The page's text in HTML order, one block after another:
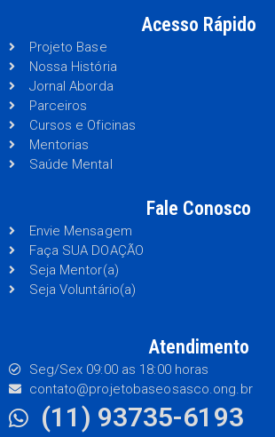
Acesso Rápido
Projeto Base
Nossa História
Jornal Aborda
Parceiros
Cursos e Oficinas
Mentorias
Saúde Mental
Fale Conosco
Envie Mensagem
Faça SUA DOAÇÃO
Seja Mentor(a)
Seja Voluntário(a)
Atendimento
Seg/Sex 09:00 as 18:00 horas
contato@projetobaseosasco.ong.br
(11) 93735-6193